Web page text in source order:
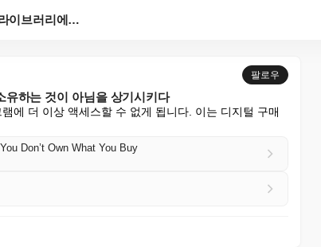
소니, 디지털 콘텐츠 라이브러리에서 삭제하며 구매한 것...
팔로우
유하는 것이 아님을 상기시키다
에 더 이상 액세스할 수 없게 됩니다. 이는 디지털 구매
Don’t Own What You Buy